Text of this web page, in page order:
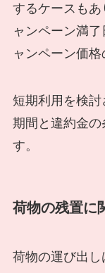
するケースも
ャンペーン満
ャンペーン価格
短期利用を検
期間と違約金
す。
荷物の残置に
荷物の運び出し